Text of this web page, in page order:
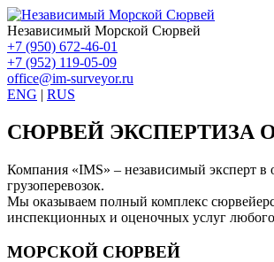
Независимый Морской Сюрвей
+7 (950) 672-46-01
+7 (952) 119-05-09
office@im-surveyor.ru
ENG | RUS
СЮРВЕЙ ЭКСПЕРТИЗА
Компания «IMS» – независимый эксперт в
грузоперевозок.
Мы оказываем полный комплекс
инспекционных и оценочных услуг любого
МОРСКОЙ СЮРВЕЙ